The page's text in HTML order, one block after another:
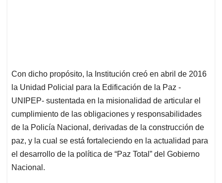
Con dicho propósito, la Institución creó en abril de 2016
la Unidad Policial para la Edificación de la Paz -
UNIPEP- sustentada en la misionalidad de articular el
cumplimiento de las obligaciones y responsabilidades
de la Policía Nacional, derivadas de la construcción de
paz, y la cual se está fortaleciendo en la actualidad para
el desarrollo de la política de “Paz Total” del Gobierno
Nacional.